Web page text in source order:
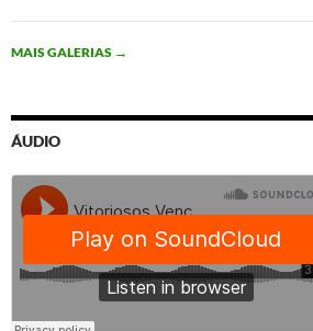
MAIS GALERIAS →
ÁUDIO